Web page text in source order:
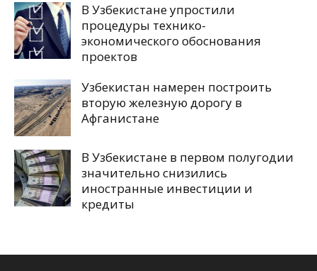
В Узбекистане упростили
процедуры технико-
экономического обоснования
проектов
Узбекистан намерен построить
вторую железную дорогу в
Афганистане
В Узбекистане в первом полугодии
значительно снизились
иностранные инвестиции и
кредиты